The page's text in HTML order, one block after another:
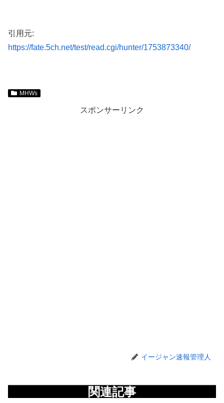
引用元:
https://fate.5ch.net/test/read.cgi/hunter/1753873340/
MHWs
スポンサーリンク
イージャン速報管理人
関連記事